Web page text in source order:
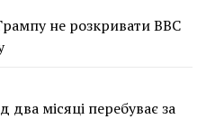
не розкривати BBC
місяці перебуває за